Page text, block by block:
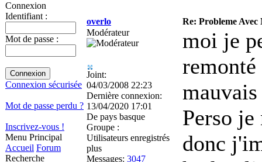
Connexion
Identifiant :
Mot de passe :
Connexion sécurisée
Mot de passe perdu ?
Inscrivez-vous !
Menu Principal
Accueil Forum
Recherche
overlo
Re: Probleme
Modérateur
Joint:
04/03/2008 22:23
Dernière connexion:
13/04/2020 17:01
De pays basque
Groupe :
Utilisateurs enregistrés
plus
Messages: 3047
moi je
remonté
Perso
donc